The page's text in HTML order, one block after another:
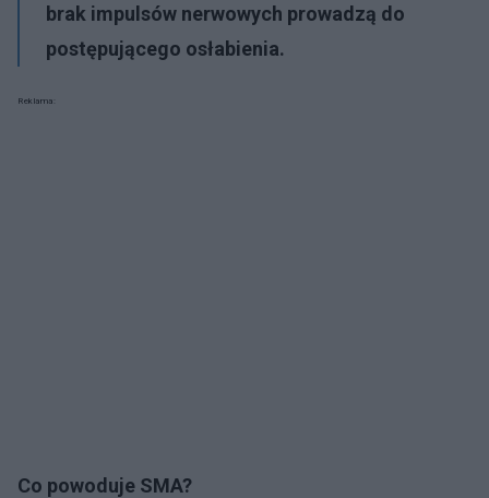
brak impulsów nerwowych prowadzą do
postępującego osłabienia.
Reklama:
Co powoduje SMA?